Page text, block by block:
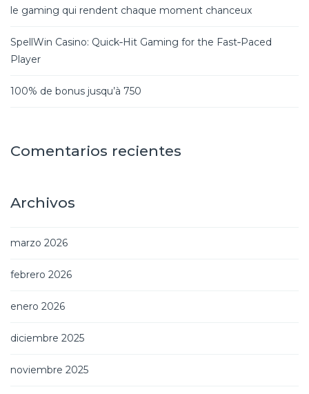
le gaming qui rendent chaque moment chanceux
SpellWin Casino: Quick‑Hit Gaming for the Fast‑Paced
Player
100% de bonus jusqu’à 750
Comentarios recientes
Archivos
marzo 2026
febrero 2026
enero 2026
diciembre 2025
noviembre 2025